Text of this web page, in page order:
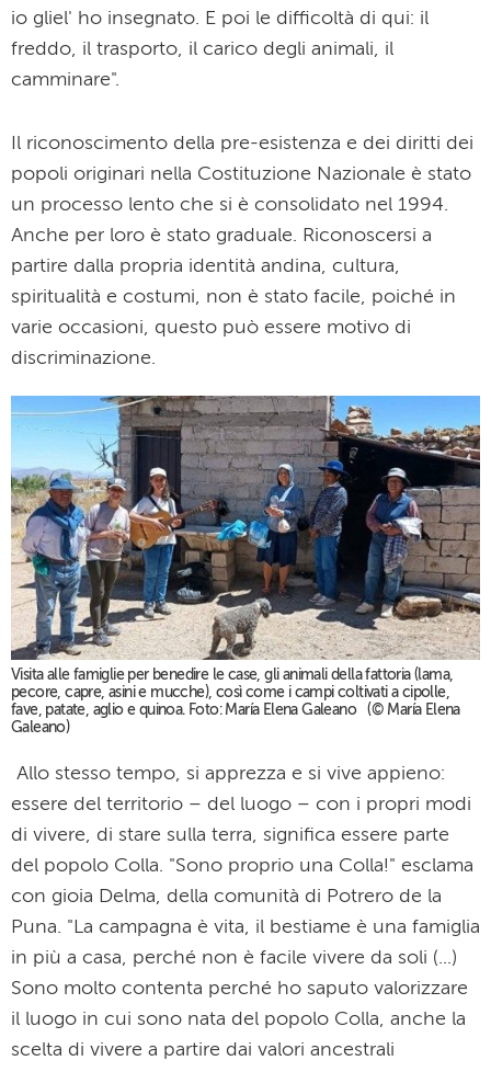
io gliel' ho insegnato. E poi le difficoltà di qui: il
freddo, il trasporto, il carico degli animali, il
camminare".
Il riconoscimento della pre-esistenza e dei diritti dei
popoli originari nella Costituzione Nazionale è stato
un processo lento che si è consolidato nel 1994.
Anche per loro è stato graduale. Riconoscersi a
partire dalla propria identità andina, cultura,
spiritualità e costumi, non è stato facile, poiché in
varie occasioni, questo può essere motivo di
discriminazione.
Visita alle famiglie per benedire le case, gli animali della fattoria (lama,
pecore, capre, asini e mucche), così come i campi coltivati a cipolle,
fave, patate, aglio e quinoa. Foto: María Elena Galeano (© María Elena
Galeano)
Allo stesso tempo, si apprezza e si vive appieno:
essere del territorio – del luogo – con i propri modi
di vivere, di stare sulla terra, significa essere parte
del popolo Colla. "Sono proprio una Colla!" esclama
con gioia Delma, della comunità di Potrero de la
Puna. "La campagna è vita, il bestiame è una famiglia
in più a casa, perché non è facile vivere da soli (...)
Sono molto contenta perché ho saputo valorizzare
il luogo in cui sono nata del popolo Colla, anche la
scelta di vivere a partire dai valori ancestrali